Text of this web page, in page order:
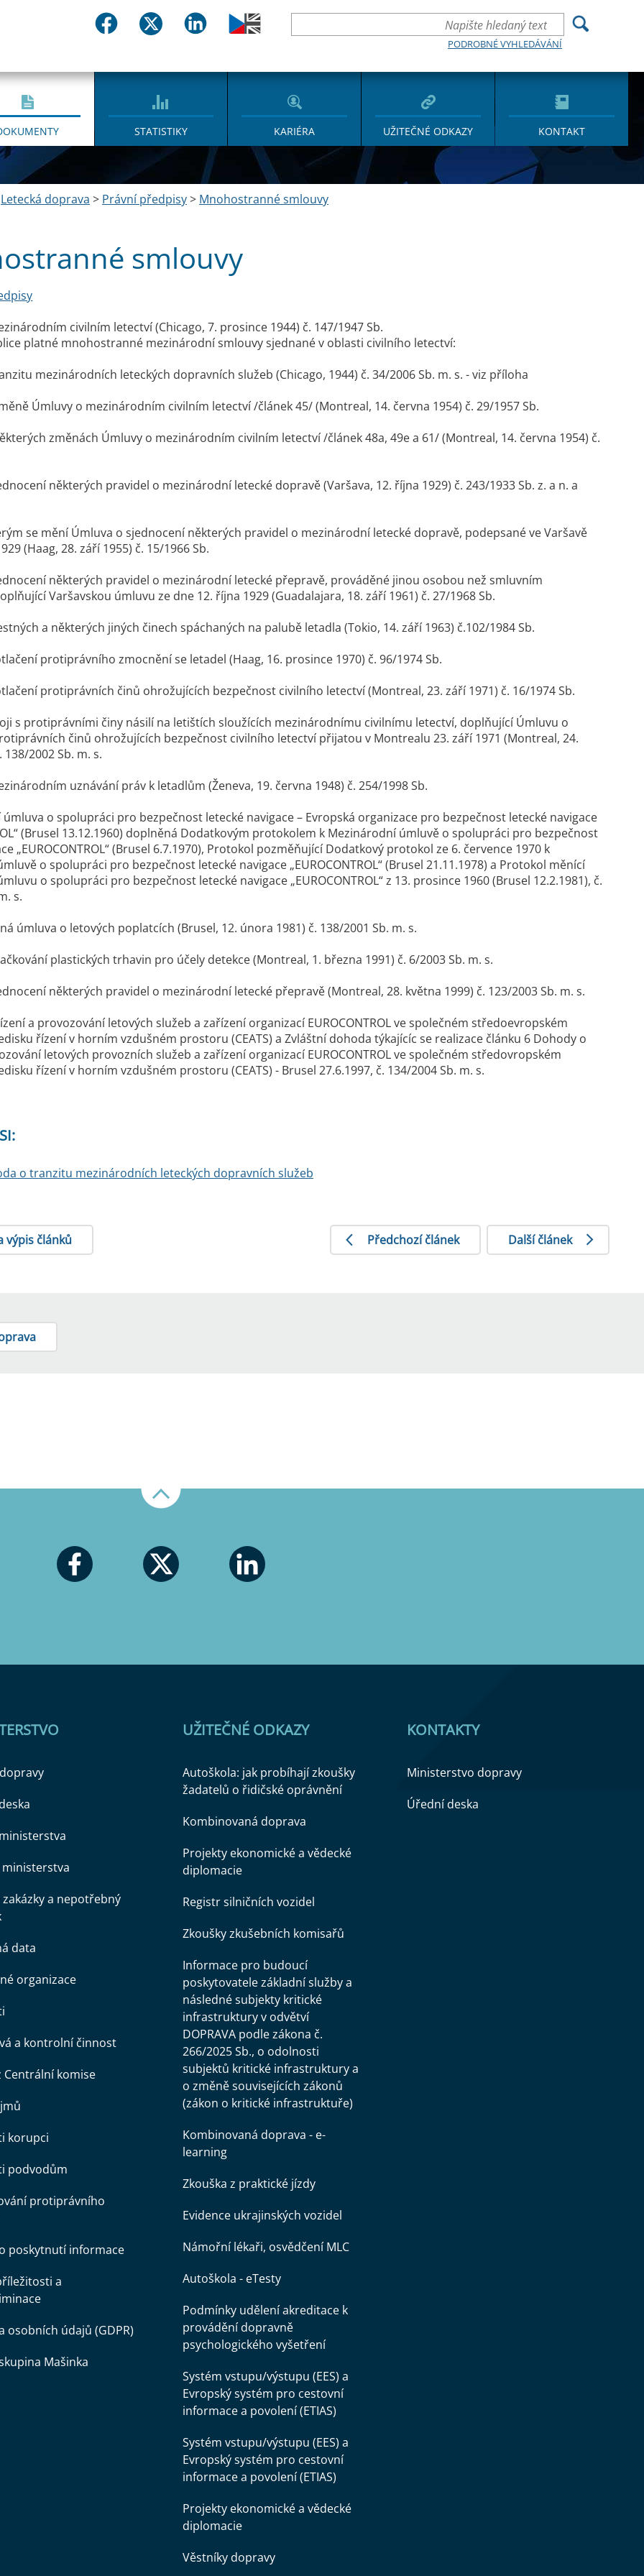
PODROBNÉ VYHLEDÁVÁNÍ
STATISTIKY KARIÉRA UŽITEČNÉ ODKAZY KONTAKT
Letecká doprava > Právní předpisy> Mnohostranné smlouvy
smlouvy
civilním letectví (Chicago, 7. prosince 1944) č. 147/1947 Sb.
platné mnohostranné mezinárodní smlouvy sjednané v oblasti civilního letectví:
mezinárodních leteckých dopravních služeb (Chicago, 1944) č. 34/2006 Sb. m. s. - viz příloha
Úmluvy o mezinárodním civilním letectví /článek 45/ (Montreal, 14. června 1954) č. 29/1957 Sb.
změnách Úmluvy o mezinárodním civilním letectví /článek 48a, 49e a 61/ (Montreal, 14. června 1954) č.
některých pravidel o mezinárodní letecké dopravě (Varšava, 12. října 1929) č. 243/1933 Sb. z. a n. a
se mění Úmluva o sjednocení některých pravidel o mezinárodní letecké dopravě, podepsané ve Varšavě
(Haag, 28. září 1955) č. 15/1966 Sb.
některých pravidel o mezinárodní letecké přepravě, prováděné jinou osobou než smluvním
Varšavskou úmluvu ze dne 12. října 1929 (Guadalajara, 18. září 1961) č. 27/1968 Sb.
a některých jiných činech spáchaných na palubě letadla (Tokio, 14. září 1963) č.102/1984 Sb.
protiprávního zmocnění se letadel (Haag, 16. prosince 1970) č. 96/1974 Sb.
protiprávních činů ohrožujících bezpečnost civilního letectví (Montreal, 23. září 1971) č. 16/1974 Sb.
s protiprávními činy násilí na letištích sloužících mezinárodnímu civilnímu letectví, doplňující Úmluvu o
činů ohrožujících bezpečnost civilního letectví přijatou v Montrealu 23. září 1971 (Montreal, 24.
2002 Sb. m. s.
uznávání práv k letadlům (Ženeva, 19. června 1948) č. 254/1998 Sb.
úmluva o spolupráci pro bezpečnost letecké navigace – Evropská organizace pro bezpečnost letecké navigace
(Brusel 13.12.1960) doplněná Dodatkovým protokolem k Mezinárodní úmluvě o spolupráci pro bezpečnost
„EUROCONTROL“ (Brusel 6.7.1970), Protokol pozměňující Dodatkový protokol ze 6. července 1970 k
o spolupráci pro bezpečnost letecké navigace „EUROCONTROL“ (Brusel 21.11.1978) a Protokol měnící
o spolupráci pro bezpečnost letecké navigace „EUROCONTROL“ z 13. prosince 1960 (Brusel 12.2.1981), č.
s.
úmluva o letových poplatcích (Brusel, 12. února 1981) č. 138/2001 Sb. m. s.
plastických trhavin pro účely detekce (Montreal, 1. března 1991) č. 6/2003 Sb. m. s.
některých pravidel o mezinárodní letecké přepravě (Montreal, 28. května 1999) č. 123/2003 Sb. m. s.
a provozování letových služeb a zařízení organizací EUROCONTROL ve společném středoevropském
řízení v horním vzdušném prostoru (CEATS) a Zvláštní dohoda týkajícíc se realizace článku 6 Dohody o
letových provozních služeb a zařízení organizací EUROCONTROL ve společném středovropském
řízení v horním vzdušném prostoru (CEATS) - Brusel 27.6.1997, č. 134/2004 Sb. m. s.
o tranzitu mezinárodních leteckých dopravních služeb
výpis článků Předchozí článek Další článek
ministerstva
a nepotřebný
data
organizace
a kontrolní činnost
Centrální komise
korupci
podvodům
protiprávního
poskytnutí informace
a
osobních údajů (GDPR)
Mašinka
UŽITEČNÉ ODKAZY
Autoškola: jak probíhají zkoušky
žadatelů o řidičské oprávnění
Kombinovaná doprava
Projekty ekonomické a vědecké
diplomacie
Registr silničních vozidel
Zkoušky zkušebních komisařů
Informace pro budoucí
poskytovatele základní služby a
následné subjekty kritické
infrastruktury v odvětví
DOPRAVA podle zákona č.
266/2025 Sb., o odolnosti
subjektů kritické infrastruktury a
o změně souvisejících zákonů
(zákon o kritické infrastruktuře)
Kombinovaná doprava - e-
learning
Zkouška z praktické jízdy
Evidence ukrajinských vozidel
Námořní lékaři, osvědčení MLC
Autoškola - eTesty
Podmínky udělení akreditace k
provádění dopravně
psychologického vyšetření
Systém vstupu/výstupu (EES) a
Evropský systém pro cestovní
informace a povolení (ETIAS)
Systém vstupu/výstupu (EES) a
Evropský systém pro cestovní
informace a povolení (ETIAS)
Projekty ekonomické a vědecké
diplomacie
Věstníky dopravy
KONTAKTY
Ministerstvo dopravy
Úřední deska